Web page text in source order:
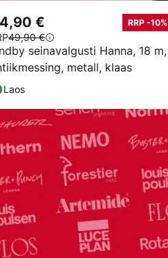
seinavalgusti Hanna, 18 m,
metall, klaas
€ RRP -10%
49,90 €
Laos